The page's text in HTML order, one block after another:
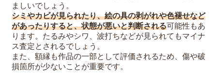
ましいでしょう。
シミやカビが見られたり、絵の具の剥がれや色褪せなど
があったりすると、状態が悪いと判断される可能性もあ
ります。たるみやシワ、波打ちなどが見られてもマイナ
ス査定とされるでしょう。
また、額縁も作品の一部として評価されるため、傷や破
損箇所が少ないことが重要です。